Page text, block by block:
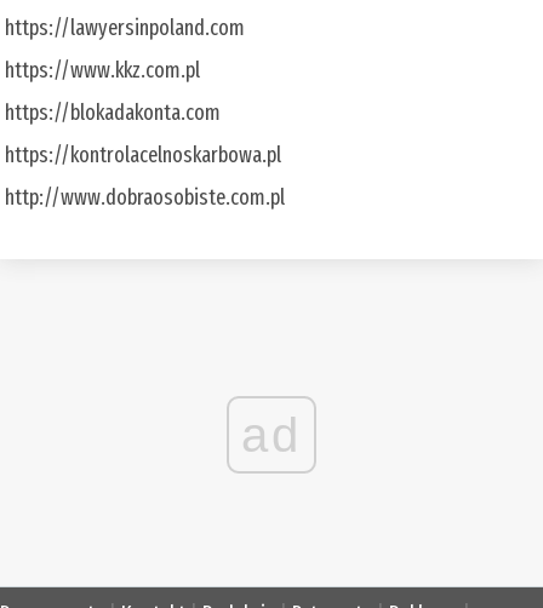
https://lawyersinpoland.com
https://www.kkz.com.pl
https://blokadakonta.com
https://kontrolacelnoskarbowa.pl
http://www.dobraosobiste.com.pl
ad